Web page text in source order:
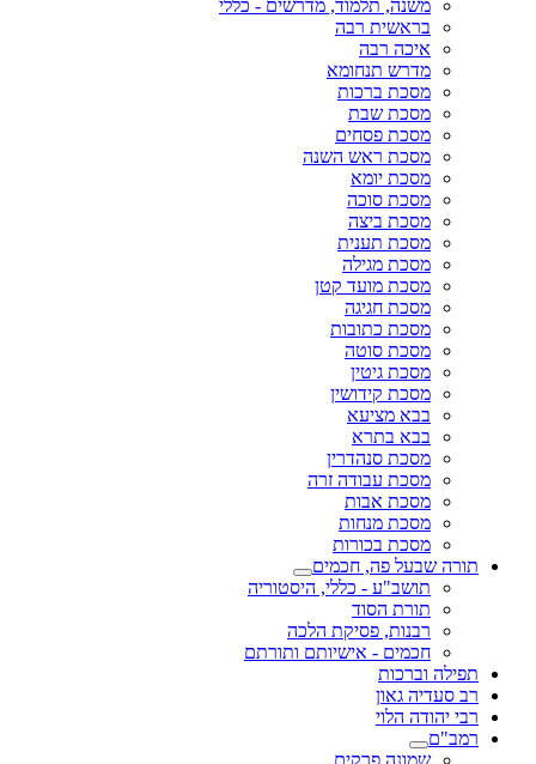
משנה, תלמוד, מדרשים - כללי
בראשית רבה
איכה רבה
מדרש תנחומא
מסכת ברכות
מסכת שבת
מסכת פסחים
מסכת ראש השנה
מסכת יומא
מסכת סוכה
מסכת ביצה
מסכת תענית
מסכת מגילה
מסכת מועד קטן
מסכת חגיגה
מסכת כתובות
מסכת סוטה
מסכת גיטין
מסכת קידושין
בבא מציעא
בבא בתרא
מסכת סנהדרין
מסכת עבודה זרה
מסכת אבות
מסכת מנחות
מסכת בכורות
תורה שבעל פה, חכמים
תושב"ע - כללי, היסטוריה
תורת הסוד
רבנות, פסיקת הלכה
חכמים - אישיותם ותורתם
תפילה וברכות
רב סעדיה גאון
רבי יהודה הלוי
רמב"ם